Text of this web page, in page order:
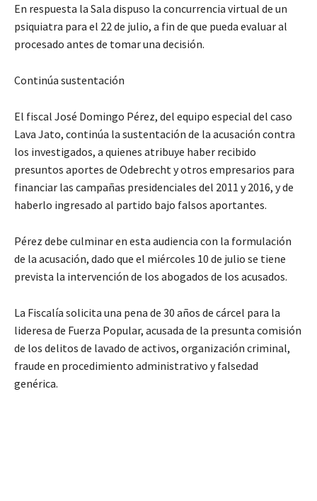
En respuesta la Sala dispuso la concurrencia virtual de un
psiquiatra para el 22 de julio, a fin de que pueda evaluar al
procesado antes de tomar una decisión.
Continúa sustentación
El fiscal José Domingo Pérez, del equipo especial del caso
Lava Jato, continúa la sustentación de la acusación contra
los investigados, a quienes atribuye haber recibido
presuntos aportes de Odebrecht y otros empresarios para
financiar las campañas presidenciales del 2011 y 2016, y de
haberlo ingresado al partido bajo falsos aportantes.
Pérez debe culminar en esta audiencia con la formulación
de la acusación, dado que el miércoles 10 de julio se tiene
prevista la intervención de los abogados de los acusados.
La Fiscalía solicita una pena de 30 años de cárcel para la
lideresa de Fuerza Popular, acusada de la presunta comisión
de los delitos de lavado de activos, organización criminal,
fraude en procedimiento administrativo y falsedad
genérica.